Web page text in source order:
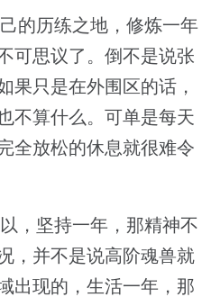
的历练之地，修炼一年
可思议了。倒不是说张
果只是在外围区的话，
不算什么。可单是每天
全放松的休息就很难令
，坚持一年，那精神不
，并不是说高阶魂兽就
出现的，生活一年，那